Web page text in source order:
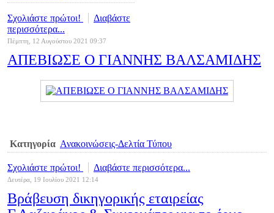
Σχολιάστε πρώτοι!
Διαβάστε
περισσότερα...
Πέμπτη, 12 Αυγούστου 2021 09:37
ΑΠΕΒΙΩΣΕ Ο ΓΙΑΝΝΗΣ ΒΑΛΣΑΜΙΔΗΣ
Κατηγορία Ανακοινώσεις-Δελτία Τύπου
Σχολιάστε πρώτοι! Διαβάστε περισσότερα...
Δευτέρα, 19 Ιουλίου 2021 12:14
Βράβευση δικηγορικής εταιρείας